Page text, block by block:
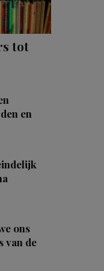
tot
en
ons
van de